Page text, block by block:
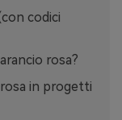
codici
rosa?
in progetti